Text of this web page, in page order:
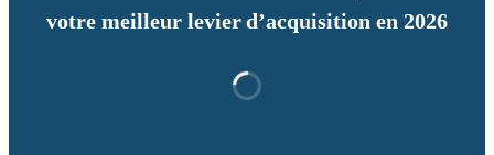
votre meilleur levier d’acquisition en 2026